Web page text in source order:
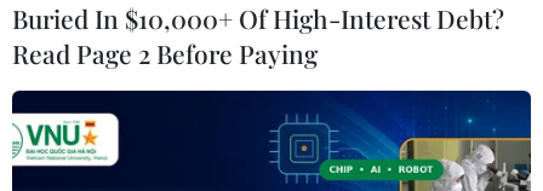
Buried In $10,000+ Of High-Interest Debt?
Read Page 2 Before Paying